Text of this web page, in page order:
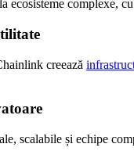
ecosisteme complexe,
creează
scalabile și echipe